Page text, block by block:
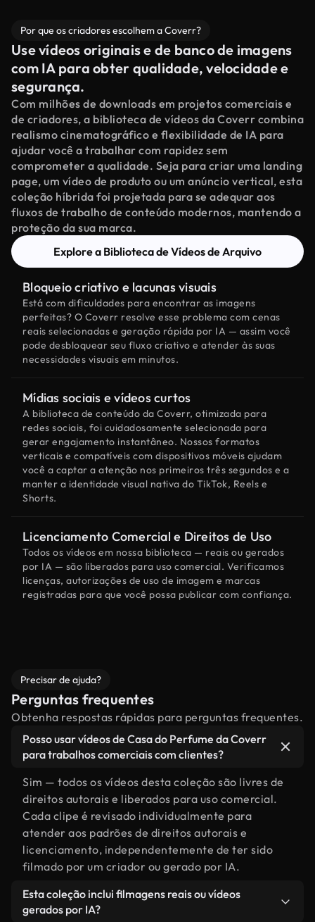
Por que os criadores escolhem a Coverr?
Use vídeos originais e de banco de imagens
com IA para obter qualidade, velocidade e
segurança.
Com milhões de downloads em projetos comerciais e
de criadores, a biblioteca de vídeos da Coverr combina
realismo cinematográfico e flexibilidade de IA para
ajudar você a trabalhar com rapidez sem
comprometer a qualidade. Seja para criar uma landing
page, um vídeo de produto ou um anúncio vertical, esta
coleção híbrida foi projetada para se adequar aos
fluxos de trabalho de conteúdo modernos, mantendo a
proteção da sua marca.
Explore a Biblioteca de Vídeos de Arquivo
Bloqueio criativo e lacunas visuais
Está com dificuldades para encontrar as imagens
perfeitas? O Coverr resolve esse problema com cenas
reais selecionadas e geração rápida por IA — assim você
pode desbloquear seu fluxo criativo e atender às suas
necessidades visuais em minutos.
Mídias sociais e vídeos curtos
A biblioteca de conteúdo da Coverr, otimizada para
redes sociais, foi cuidadosamente selecionada para
gerar engajamento instantâneo. Nossos formatos
verticais e compatíveis com dispositivos móveis ajudam
você a captar a atenção nos primeiros três segundos e a
manter a identidade visual nativa do TikTok, Reels e
Shorts.
Licenciamento Comercial e Direitos de Uso
Todos os vídeos em nossa biblioteca — reais ou gerados
por IA — são liberados para uso comercial. Verificamos
licenças, autorizações de uso de imagem e marcas
registradas para que você possa publicar com confiança.
Precisar de ajuda?
Perguntas frequentes
Obtenha respostas rápidas para perguntas frequentes.
Posso usar vídeos de Casa do Perfume da Coverr
para trabalhos comerciais com clientes?
Sim — todos os vídeos desta coleção são livres de
direitos autorais e liberados para uso comercial.
Cada clipe é revisado individualmente para
atender aos padrões de direitos autorais e
licenciamento, independentemente de ter sido
filmado por um criador ou gerado por IA.
Esta coleção inclui filmagens reais ou vídeos
gerados por IA?